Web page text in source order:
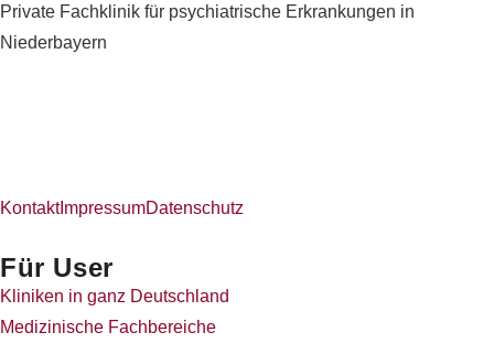
Private Fachklinik für psychiatrische Erkrankungen in
Niederbayern
KontaktImpressumDatenschutz
Für User
Kliniken in ganz Deutschland
Medizinische Fachbereiche